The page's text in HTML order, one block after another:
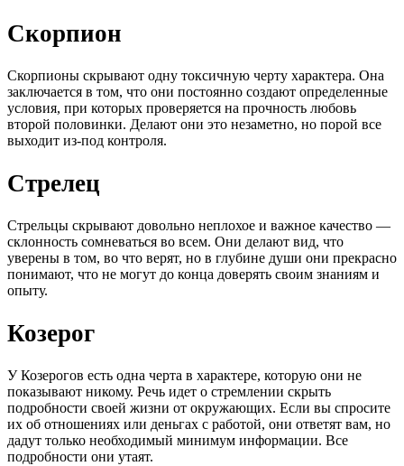
Скорпион
Скорпионы скрывают одну токсичную черту характера. Она
заключается в том, что они постоянно создают определенные
условия, при которых проверяется на прочность любовь
второй половинки. Делают они это незаметно, но порой все
выходит из-под контроля.
Стрелец
Стрельцы скрывают довольно неплохое и важное качество —
склонность сомневаться во всем. Они делают вид, что
уверены в том, во что верят, но в глубине души они прекрасно
понимают, что не могут до конца доверять своим знаниям и
опыту.
Козерог
У Козерогов есть одна черта в характере, которую они не
показывают никому. Речь идет о стремлении скрыть
подробности своей жизни от окружающих. Если вы спросите
их об отношениях или деньгах с работой, они ответят вам, но
дадут только необходимый минимум информации. Все
подробности они утаят.